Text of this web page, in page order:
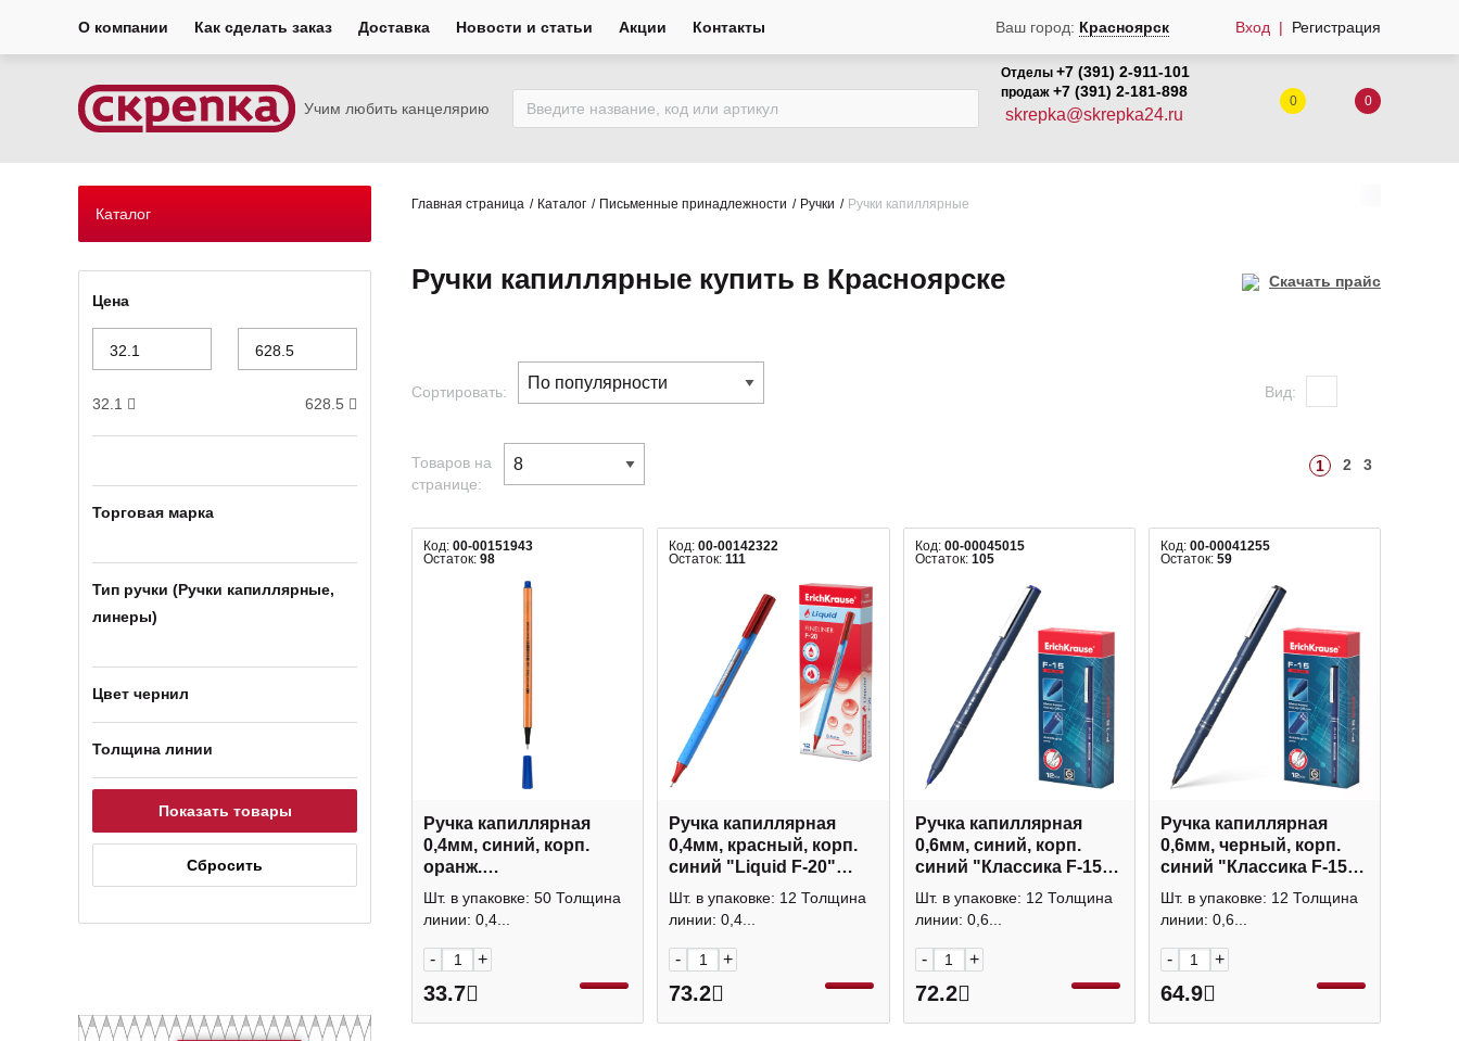
О компании Как сделать заказ Доставка Новости и статьи Акции Контакты Ваш город: Красноярск Вход Регистрация
Учим любить канцелярию
Отделы +7 (391) 2-911-101
продаж +7 (391) 2-181-898
skrepka@skrepka24.ru
0 0
Каталог
Цена
32.1 628.5
Торговая марка
Тип ручки (Ручки капиллярные,
линеры)
Цвет чернил
Толщина линии
Главная страница Каталог Письменные принадлежности Ручки Ручки капиллярные
Ручки капиллярные купить в Красноярске Скачать прайс
Сортировать: Вид:
Товаров на
странице:
1 2 3
Код: 00-00151943
Остаток: 98
Ручка капиллярная
0,4мм, синий, корп.
оранж.
"BASIC.Summer" 36-
0008 Bruno Visconti
Шт. в упаковке: 50 Толщина
линии: 0,4...
- +
33.7
Код:00-00142322
Остаток:111
Ручка капиллярная
0,4мм, красный, корп.
синий "Liquid F-20"
47971 Erich Krause
Шт. в упаковке: 12 Толщина
линии: 0,4...
- +
73.2
Код: 00-00045015
Остаток: 105
Ручка капиллярная
0,6мм, синий, корп.
синий "Классика F-15"
37065 Erich Krause
Шт. в упаковке: 12 Толщина
линии: 0,6...
- +
72.2
Код: 00-00041255
Остаток: 59
Ручка капиллярная
0,6мм, черный, корп.
синий "Классика F-15"
37066 Erich Krause
Шт. в упаковке: 12 Толщина
линии: 0,6...
- +
64.9